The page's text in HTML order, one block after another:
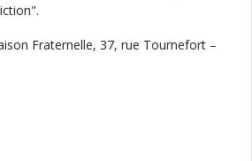
Fraternelle, 37, rue Tournefort –